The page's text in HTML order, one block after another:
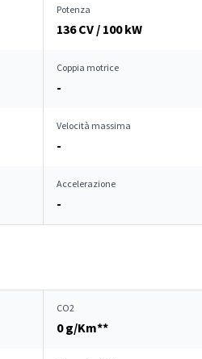
Potenza
136 CV / 100 kW
Coppia motrice
-
Velocità massima
-
Accelerazione
-
CO2
0 g/Km**